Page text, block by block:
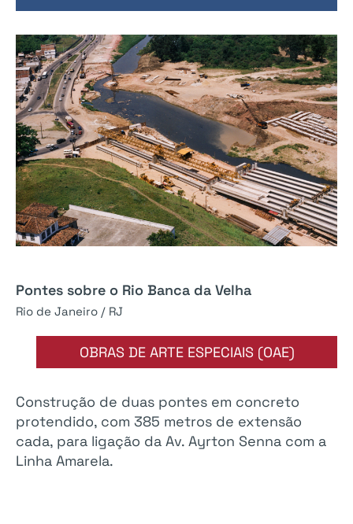
Pontes sobre o Rio Banca da Velha
Rio de Janeiro / RJ
OBRAS DE ARTE ESPECIAIS (OAE)
Construção de duas pontes em concreto
protendido, com 385 metros de extensão
cada, para ligação da Av. Ayrton Senna com a
Linha Amarela.